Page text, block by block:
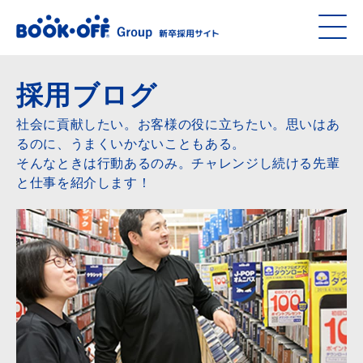
採用ブログ
社会に貢献したい。お客様の役に立ちたい。思いはあ
るのに、うまくいかないこともある。
そんなときは行動あるのみ。チャレンジし続ける先輩
と仕事を紹介します！